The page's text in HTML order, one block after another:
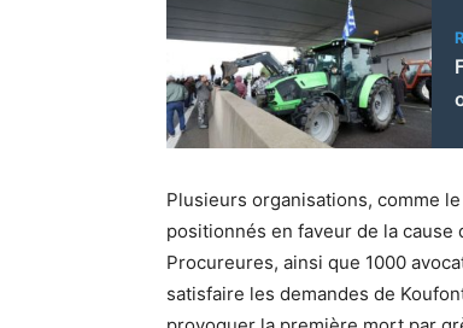
Plusieurs organisations, comme
positionnés en faveur de la cause
Procureures, ainsi que 1000
satisfaire les demandes de